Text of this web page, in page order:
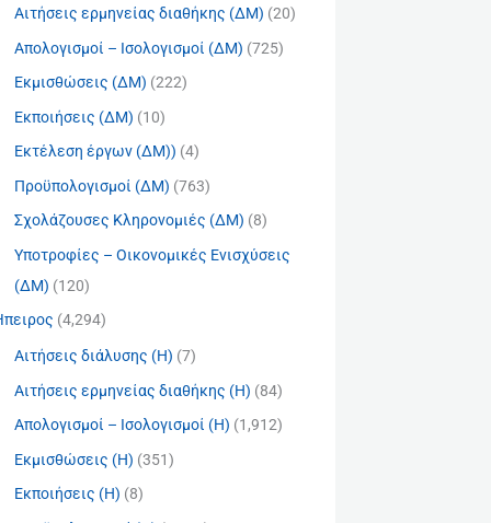
Αιτήσεις ερμηνείας διαθήκης (ΔΜ) (20)
Απολογισμοί – Ισολογισμοί (ΔΜ) (725)
Εκμισθώσεις (ΔΜ) (222)
Εκποιήσεις (ΔΜ) (10)
Εκτέλεση έργων (ΔΜ)) (4)
Προϋπολογισμοί (ΔΜ) (763)
Σχολάζουσες Κληρονομιές (ΔΜ) (8)
Υποτροφίες – Οικονομικές Ενισχύσεις
(ΔΜ) (120)
(4,294)
Αιτήσεις διάλυσης (Η) (7)
Αιτήσεις ερμηνείας διαθήκης (Η) (84)
Απολογισμοί – Ισολογισμοί (Η) (1,912)
Εκμισθώσεις (Η) (351)
Εκποιήσεις (Η) (8)